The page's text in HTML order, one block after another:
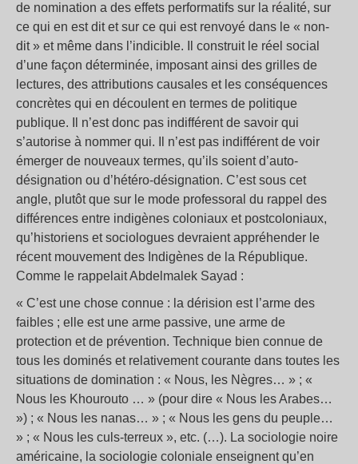
de nomination a des effets performatifs sur la réalité, sur
ce qui en est dit et sur ce qui est renvoyé dans le « non-
dit » et même dans l’indicible. Il construit le réel social
d’une façon déterminée, imposant ainsi des grilles de
lectures, des attributions causales et les conséquences
concrètes qui en découlent en termes de politique
publique. Il n’est donc pas indifférent de savoir qui
s’autorise à nommer qui. Il n’est pas indifférent de voir
émerger de nouveaux termes, qu’ils soient d’auto-
désignation ou d’hétéro-désignation. C’est sous cet
angle, plutôt que sur le mode professoral du rappel des
différences entre indigènes coloniaux et postcoloniaux,
qu’historiens et sociologues devraient appréhender le
récent mouvement des Indigènes de la République.
Comme le rappelait Abdelmalek Sayad :
« C’est une chose connue : la dérision est l’arme des
faibles ; elle est une arme passive, une arme de
protection et de prévention. Technique bien connue de
tous les dominés et relativement courante dans toutes les
situations de domination : « Nous, les Nègres… » ; «
Nous les Khourouto … » (pour dire « Nous les Arabes…
») ; « Nous les nanas… » ; « Nous les gens du peuple…
» ; « Nous les culs-terreux », etc. (…). La sociologie noire
américaine, la sociologie coloniale enseignent qu’en